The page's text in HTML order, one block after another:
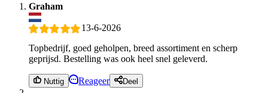
Graham
13-6-2026
Topbedrijf, goed geholpen, breed assortiment en scherp
geprijsd. Bestelling was ook heel snel geleverd.
Nuttig Reageer Deel